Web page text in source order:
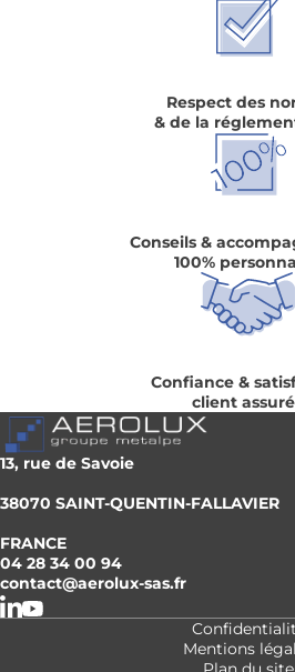
Respect des
& de la
Conseils &
100%
Confiance &
client
13, rue de Savoie
38070 SAINT-QUENTIN-FALLAVIER
FRANCE
04 28 34 00 94
contact@aerolux-sas.fr
Mentions